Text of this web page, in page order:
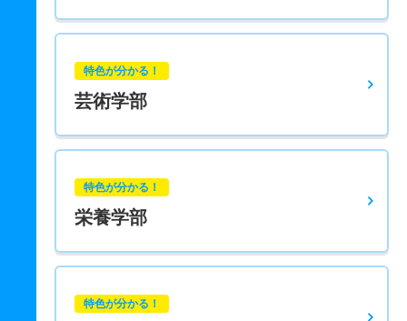
特色が分かる！
芸術学部
特色が分かる！
栄養学部
特色が分かる！